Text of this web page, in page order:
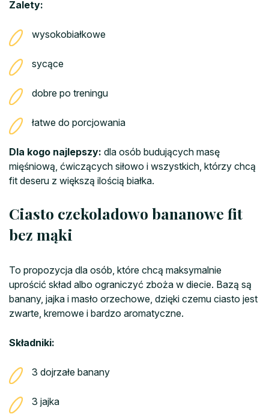
Zalety:
wysokobiałkowe
sycące
dobre po treningu
łatwe do porcjowania
Dla kogo najlepszy: dla osób budujących masę
mięśniową, ćwiczących siłowo i wszystkich, którzy chcą
fit deseru z większą ilością białka.
Ciasto czekoladowo bananowe fit
bez mąki
To propozycja dla osób, które chcą maksymalnie
uprościć skład albo ograniczyć zboża w diecie. Bazą są
banany, jajka i masło orzechowe, dzięki czemu ciasto jest
zwarte, kremowe i bardzo aromatyczne.
Składniki:
3 dojrzałe banany
3 jajka